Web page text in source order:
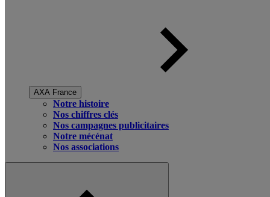
AXA France
Notre histoire
Nos chiffres clés
Nos campagnes publicitaires
Notre mécénat
Nos associations